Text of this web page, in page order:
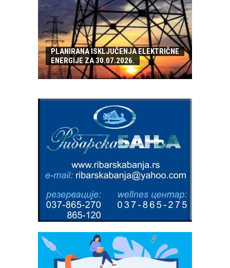
PLANIRANA ISKLJUČENJA ELEKTRIČNE
ENERGIJE ZA 30.07.2026.